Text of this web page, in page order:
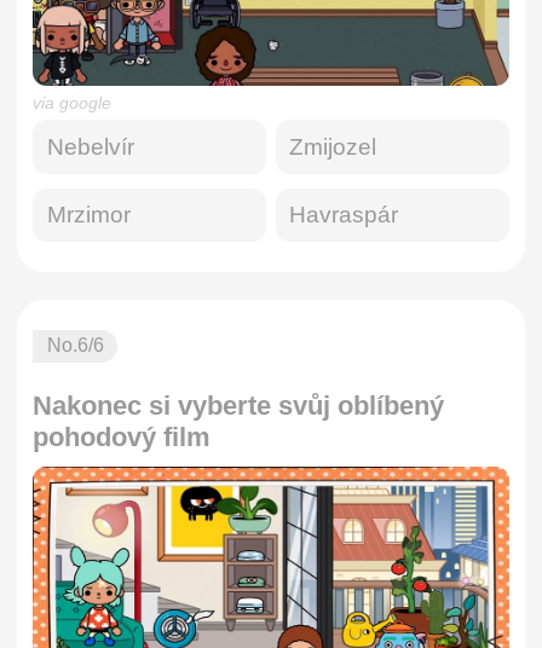
via google
Nebelvír Zmijozel
Mrzimor Havraspár
No.6/6
Nakonec si vyberte svůj oblíbený
pohodový film